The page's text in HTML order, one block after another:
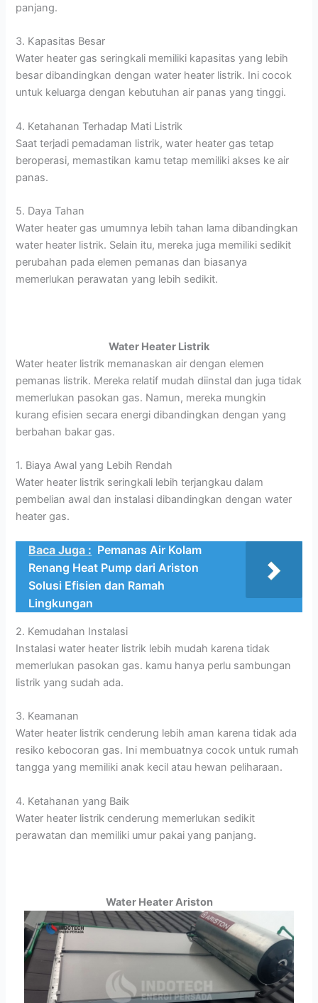
panjang.
3. Kapasitas Besar
Water heater gas seringkali memiliki kapasitas yang lebih
besar dibandingkan dengan water heater listrik. Ini cocok
untuk keluarga dengan kebutuhan air panas yang tinggi.
4. Ketahanan Terhadap Mati Listrik
Saat terjadi pemadaman listrik, water heater gas tetap
beroperasi, memastikan kamu tetap memiliki akses ke air
panas.
5. Daya Tahan
Water heater gas umumnya lebih tahan lama dibandingkan
water heater listrik. Selain itu, mereka juga memiliki sedikit
perubahan pada elemen pemanas dan biasanya
memerlukan perawatan yang lebih sedikit.
Water Heater Listrik
Water heater listrik memanaskan air dengan elemen
pemanas listrik. Mereka relatif mudah diinstal dan juga tidak
memerlukan pasokan gas. Namun, mereka mungkin
kurang efisien secara energi dibandingkan dengan yang
berbahan bakar gas.
1. Biaya Awal yang Lebih Rendah
Water heater listrik seringkali lebih terjangkau dalam
pembelian awal dan instalasi dibandingkan dengan water
heater gas.
Baca Juga : Pemanas Air Kolam
Renang Heat Pump dari Ariston
Solusi Efisien dan Ramah
Lingkungan
2. Kemudahan Instalasi
Instalasi water heater listrik lebih mudah karena tidak
memerlukan pasokan gas. kamu hanya perlu sambungan
listrik yang sudah ada.
3. Keamanan
Water heater listrik cenderung lebih aman karena tidak ada
resiko kebocoran gas. Ini membuatnya cocok untuk rumah
tangga yang memiliki anak kecil atau hewan peliharaan.
4. Ketahanan yang Baik
Water heater listrik cenderung memerlukan sedikit
perawatan dan memiliki umur pakai yang panjang.
Water Heater Ariston